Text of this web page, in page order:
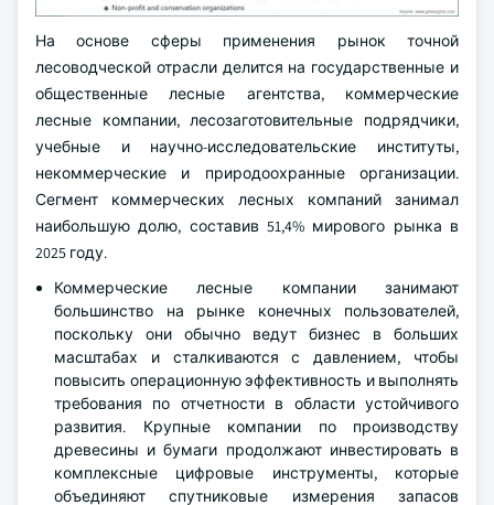
На основе сферы применения рынок точной
лесоводческой отрасли делится на государственные и
общественные лесные агентства, коммерческие
лесные компании, лесозаготовительные подрядчики,
учебные и научно-исследовательские институты,
некоммерческие и природоохранные организации.
Сегмент коммерческих лесных компаний занимал
наибольшую долю, составив 51,4% мирового рынка в
2025 году.
Коммерческие лесные компании занимают
большинство на рынке конечных пользователей,
поскольку они обычно ведут бизнес в больших
масштабах и сталкиваются с давлением, чтобы
повысить операционную эффективность и выполнять
требования по отчетности в области устойчивого
развития. Крупные компании по производству
древесины и бумаги продолжают инвестировать в
комплексные цифровые инструменты, которые
объединяют спутниковые измерения запасов